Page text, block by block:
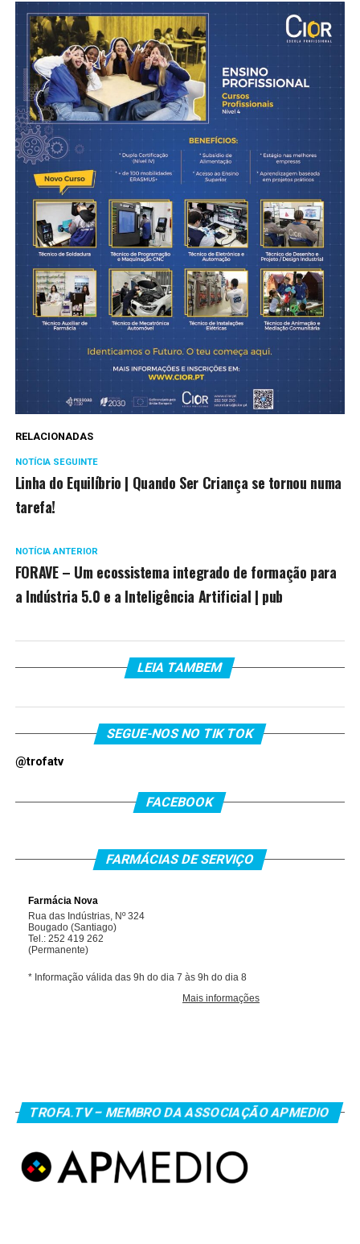
RELACIONADAS
NOTÍCIA SEGUINTE
Linha do Equilíbrio | Quando Ser Criança se tornou numa
tarefa!
NOTÍCIA ANTERIOR
FORAVE – Um ecossistema integrado de formação para
a Indústria 5.0 e a Inteligência Artificial | pub
LEIA TAMBEM
SEGUE-NOS NO TIK TOK
@trofatv
FACEBOOK
FARMÁCIAS DE SERVIÇO
TROFA.TV – MEMBRO DA ASSOCIAÇÃO APMEDIO